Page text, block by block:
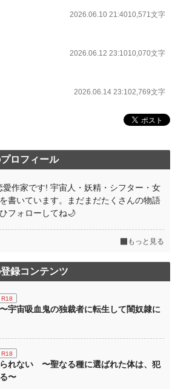
2026.06.10 21:4010,571文字
2026.06.12 23:1010,070文字
2026.06.14 23:102,769文字
ロフィール
作家です! 宇宙人・妖精・シフター・女
書いています。まだまだたくさんの物語
フォローしてね🌙
もっと見る
録コンテンツ
R18
宇宙吸血鬼の独裁者に転生して閨奴隷に
R18
れない 〜聖なる種に選ばれた体は、犯
〜